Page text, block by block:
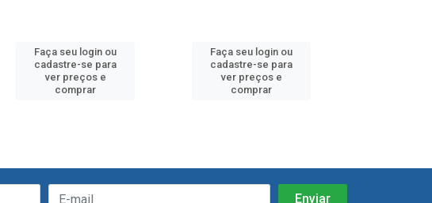
Faça seu login ou
cadastre-se para
ver preços e
comprar
Faça seu login ou
cadastre-se para
ver preços e
comprar